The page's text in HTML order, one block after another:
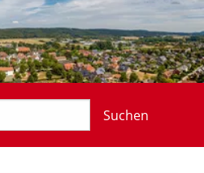
Suchen